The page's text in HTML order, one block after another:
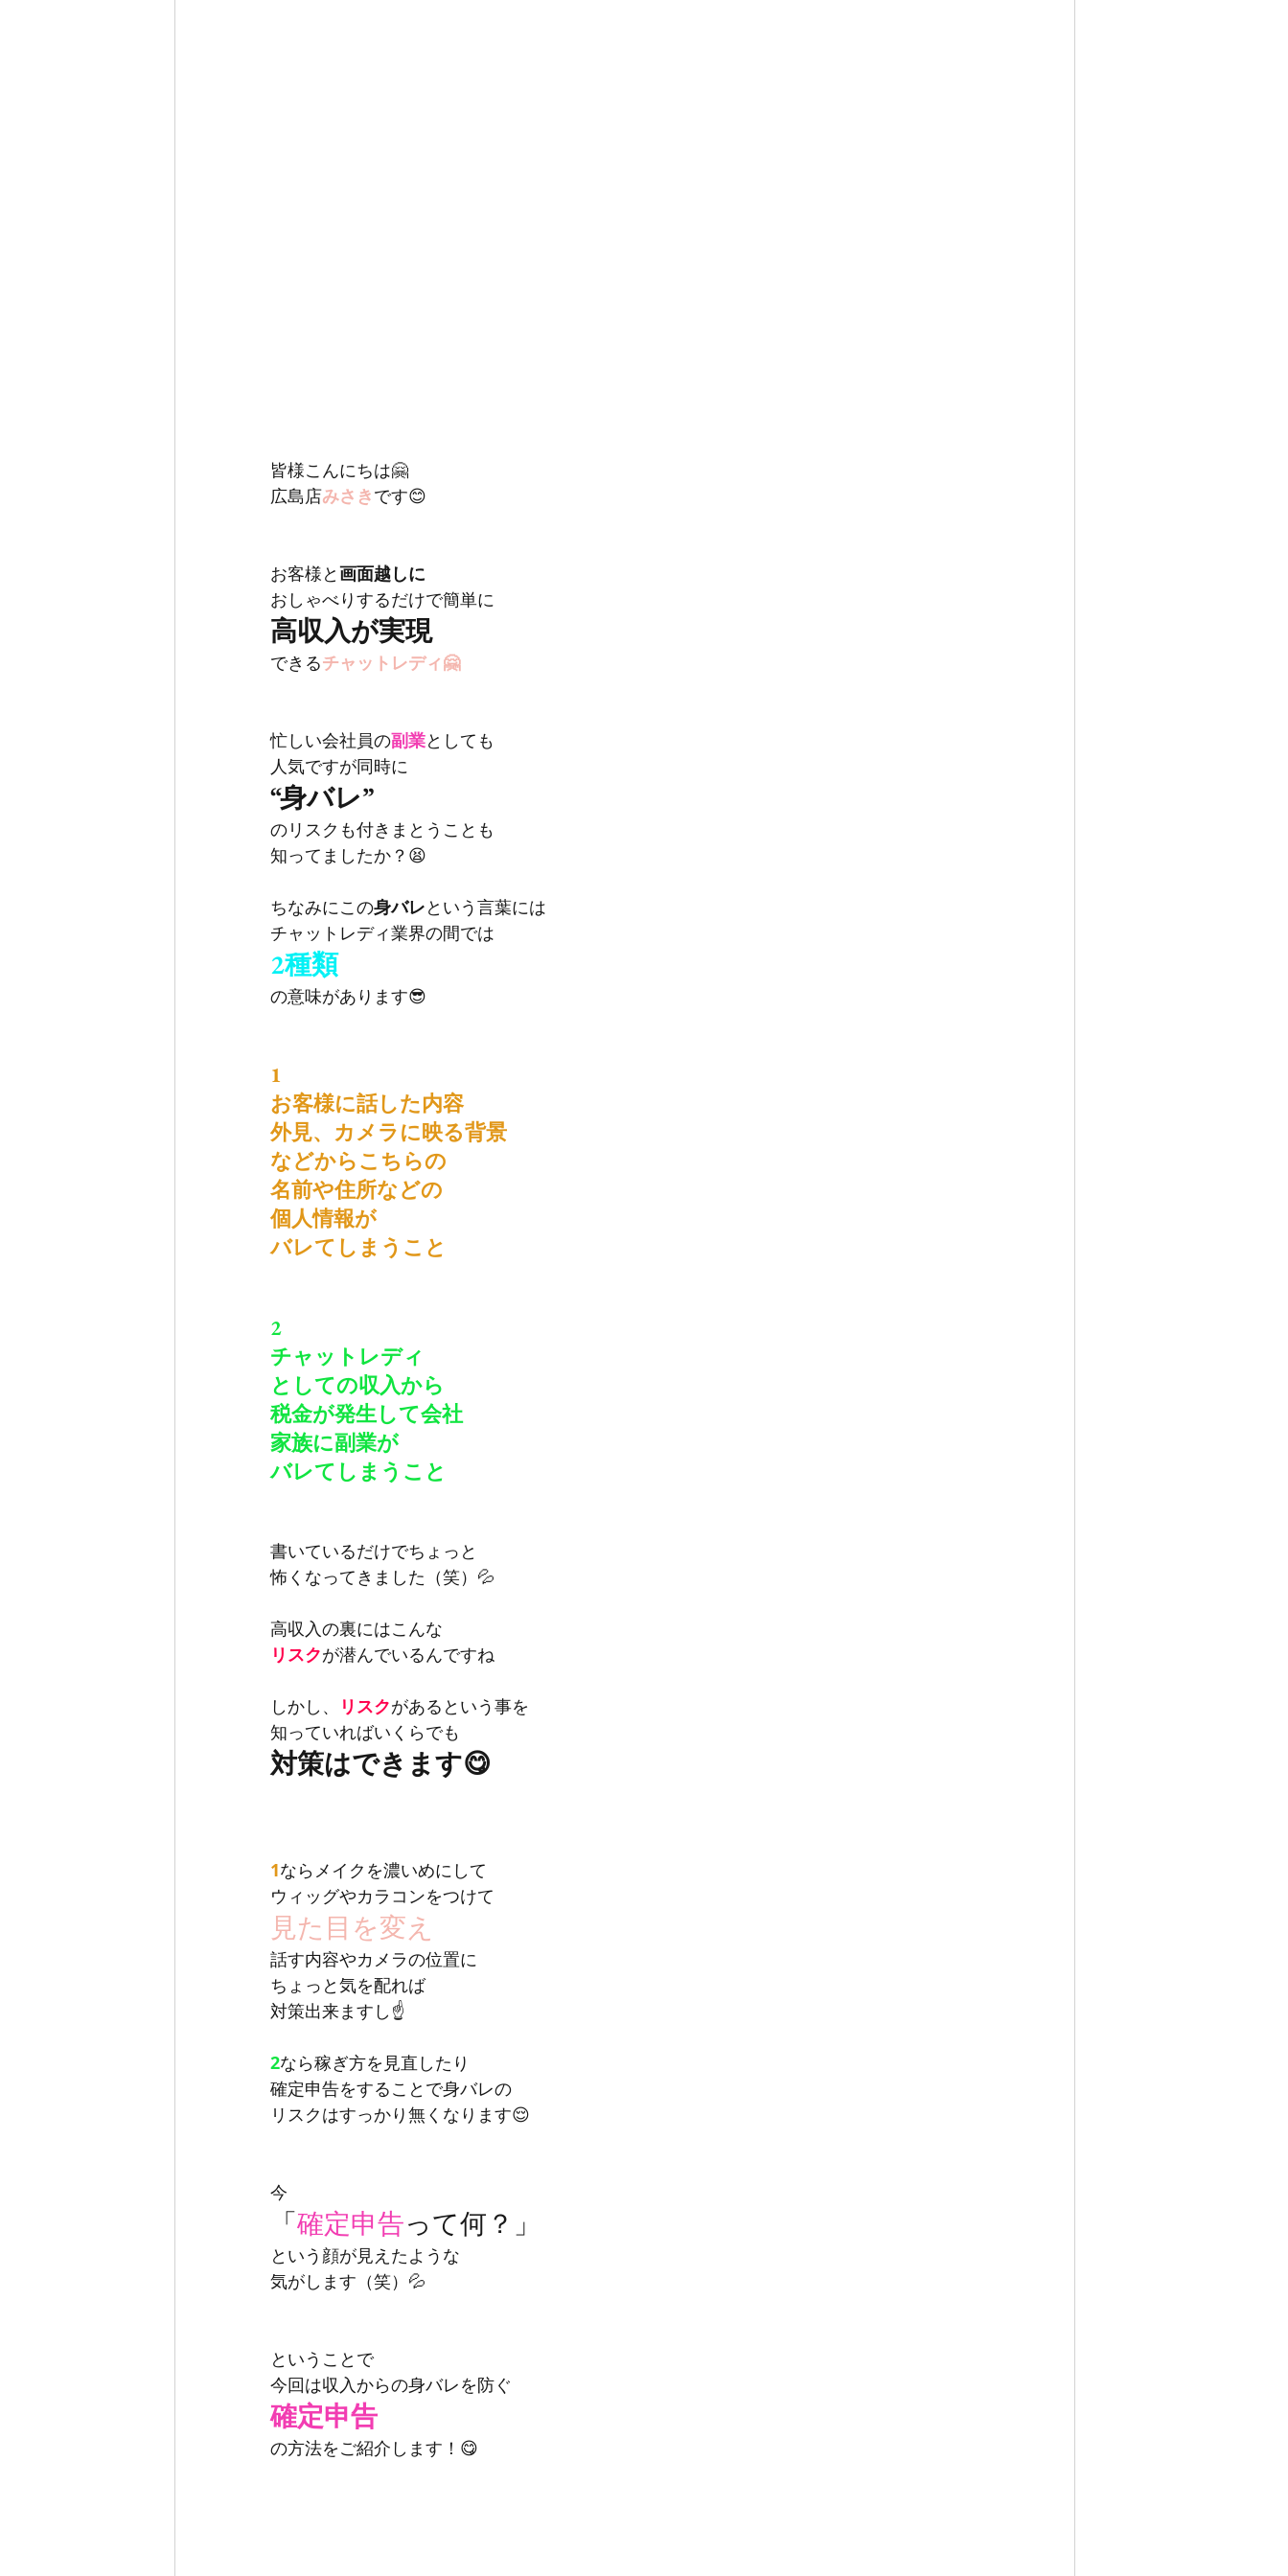
皆様こんにちは🤗
広島店みさきです😊
お客様と画面越しに
おしゃべりするだけで簡単に
高収入が実現
できるチャットレディ🤗
忙しい会社員の副業としても
人気ですが同時に
“身バレ”
のリスクも付きまとうことも
知ってましたか？😫
ちなみにこの身バレという言葉には
チャットレディ業界の間では
2種類
の意味があります😎
1
お客様に話した内容
外見、カメラに映る背景
などからこちらの
名前や住所などの
個人情報が
バレてしまうこと
2
チャットレディ
としての収入から
税金が発生して会社
家族に副業が
バレてしまうこと
書いているだけでちょっと
怖くなってきました（笑）💦
高収入の裏にはこんな
リスクが潜んでいるんですね
しかし、 リスクがあるという事を
知っていればいくらでも
対策はできます😋
1ならメイクを濃いめにして
ウィッグやカラコンをつけて
見た目を変え
話す内容やカメラの位置に
ちょっと気を配れば
対策出来ますし☝️
2なら稼ぎ方を見直したり
確定申告をすることで身バレの
リスクはすっかり無くなります😌
今
「確定申告って何？」
という顔が見えたような
気がします（笑）💦
ということで
今回は収入からの身バレを防ぐ
確定申告
の方法をご紹介します！😋